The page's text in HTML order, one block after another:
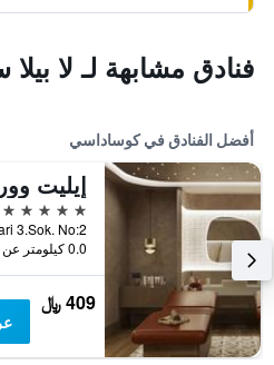
فنادق مشابهة لـ لا
أفضل الفنادق في كوساداسي
5 نجوم
0.0 كيلومتر عن وسط المدينة
409 ﷼